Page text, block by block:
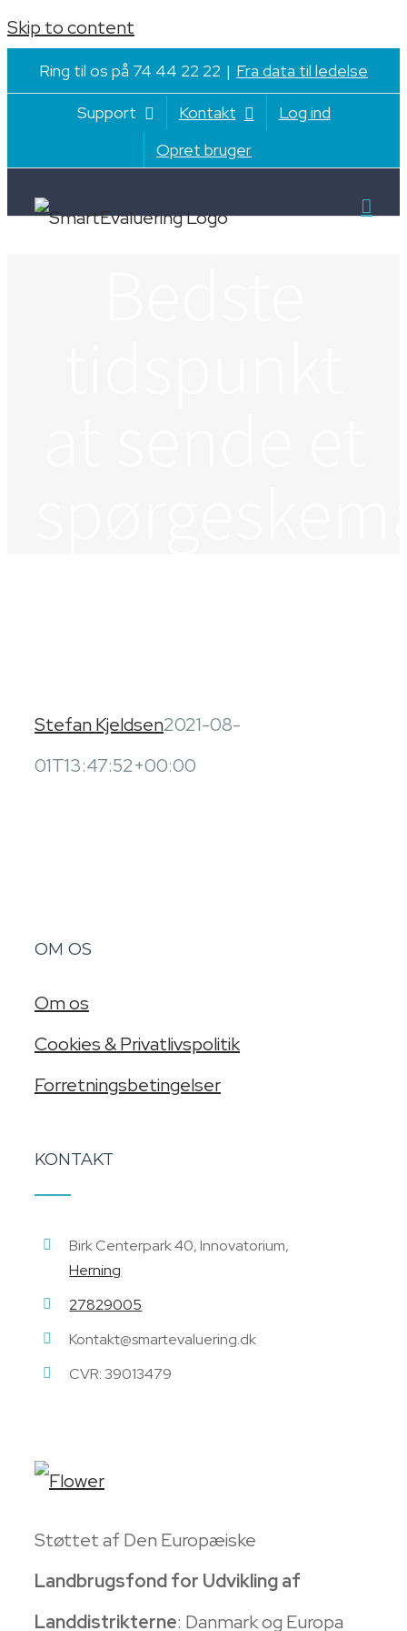
Skip to content
Ring til os på 74 44 22 22 | Fra data til ledelse
Support Kontakt
Log ind
Opret bruger
Stefan Kjeldsen2021-08-
01T13:47:52+00:00
OM OS
Om os
Cookies & Privatlivspolitik
Forretningsbetingelser
KONTAKT
Birk Centerpark 40, Innovatorium,
Herning
27829005
Kontakt@smartevaluering.dk
CVR: 39013479
Støttet af Den Europæiske
Landbrugsfond for Udvikling af
Landdistrikterne: Danmark og Europa